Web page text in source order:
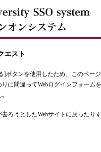
エスト
ボタンを使用したため、このペー
に間違ってWebログインフォーム
ろうとしたWebサイトに戻ったり